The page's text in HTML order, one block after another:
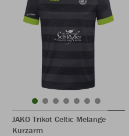
JAKO Trikot Celtic Melange
Kurzarm